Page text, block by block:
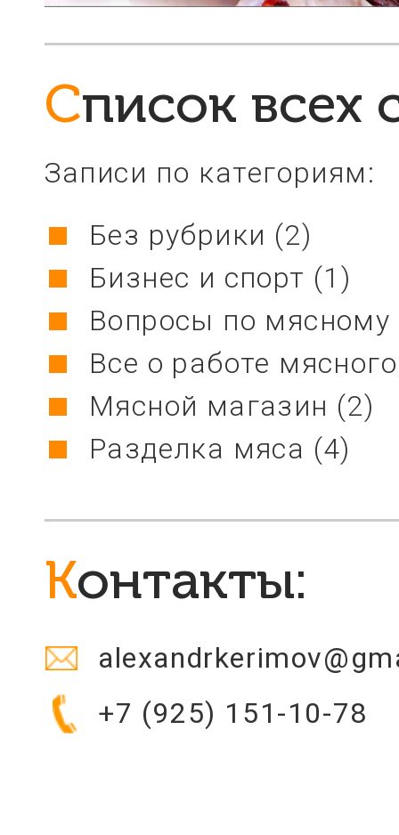
Список всех
Записи по категориям:
Без рубрики (2)
Бизнес и спорт (1)
Вопросы по мясному
Все о работе
Мясной магазин (2)
Разделка мяса (4)
Контакты:
+7 (925) 151-10-78